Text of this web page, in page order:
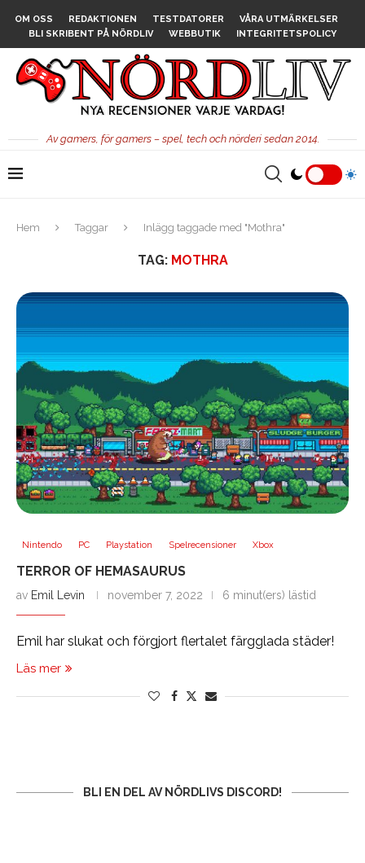
OM OSS REDAKTIONEN TESTDATORER
VÅRA UTMÄRKELSER
BLI SKRIBENT PÅ NÖRDLIV
WEBBUTIK INTEGRITETSPOLICY
Av gamers, för gamers – spel, tech och nörderi sedan 2014.
Hem Taggar Inlägg taggade med "Mothra"
TAG: MOTHRA
Nintendo PC Playstation Spelrecensioner Xbox
TERROR OF HEMASAURUS
av Emil Levin november 7, 2022 6 minut(ers) lästid
Emil har slukat och förgjort flertalet färgglada städer!
Läs mer
BLI EN DEL AV NÖRDLIVS DISCORD!